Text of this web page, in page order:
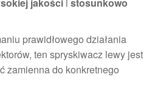
prawidłowego działania
ten spryskiwacz lewy jest
zamienna do konkretnego